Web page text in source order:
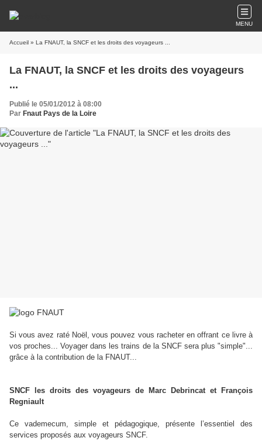
MENU
Accueil » La FNAUT, la SNCF et les droits des voyageurs ...
La FNAUT, la SNCF et les droits des voyageurs
...
Publié le 05/01/2012 à 08:00
Par Fnaut Pays de la Loire
Si vous avez raté Noël, vous pouvez vous racheter en offrant ce livre à
vos proches... Voyager dans les trains de la SNCF sera plus "simple"...
grâce à la contribution de la FNAUT...
SNCF les droits des voyageurs de Marc Debrincat et François
Regniault
Ce vademecum, simple et pédagogique, présente l’essentiel des
services proposés aux voyageurs SNCF.